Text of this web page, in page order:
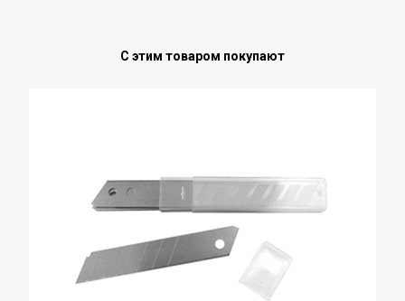
С этим товаром покупают